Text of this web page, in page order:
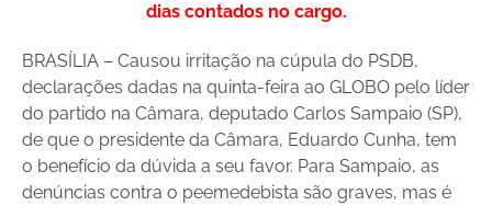
dias contados no cargo.
BRASÍLIA – Causou irritação na cúpula do PSDB,
declarações dadas na quinta-feira ao GLOBO pelo líder
do partido na Câmara, deputado Carlos Sampaio (SP),
de que o presidente da Câmara, Eduardo Cunha, tem
o benefício da dúvida a seu favor. Para Sampaio, as
denúncias contra o peemedebista são graves, mas é